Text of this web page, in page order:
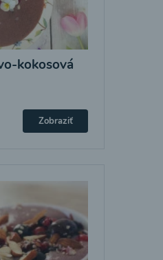
kokosová
Zobraziť